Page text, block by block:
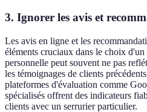
3. Ignorer les avis et
Les avis en ligne et les
éléments cruciaux dans le choix
personnelle peut souvent ne pas
les témoignages de clients
plateformes d'évaluation comme
spécialisés offrent des indicateurs
clients avec un serrurier particulier.